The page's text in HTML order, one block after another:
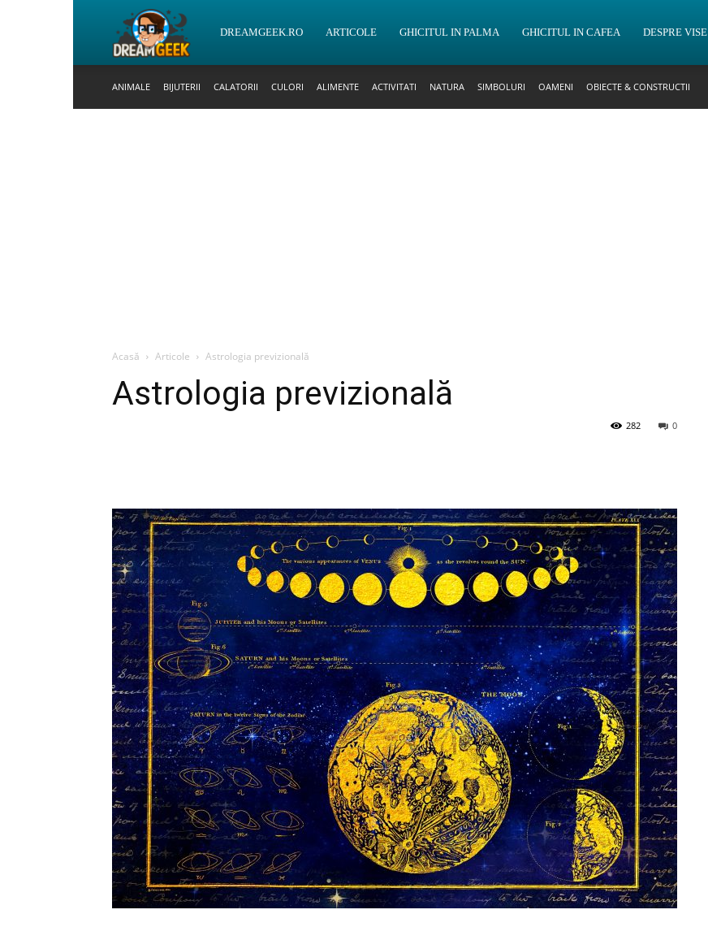
DreamGeek.ro
DREAMGEEK.RO ARTICOLE GHICITUL IN PALMA GHICITUL IN CAFEA DESPRE VISE
ANIMALE BIJUTERII CALATORII CULORI ALIMENTE ACTIVITATI NATURA SIMBOLURI OAMENI OBIECTE & CONSTRUCTII
Acasă Articole Astrologia previzională
Astrologia previzională
0
282